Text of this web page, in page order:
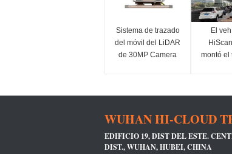
Sistema de trazado
del móvil del LiDAR
de 30MP Camera
El
montó el
WUHAN HI-CLOUD
EDIFICIO 19, DIST DEL ESTE.
DIST., WUHAN, HUBEI, CHINA